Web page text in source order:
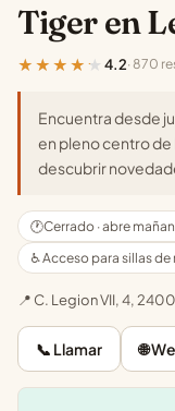
Tiger en
★★★★★ 4.2· 870
Encuentra desde
en pleno centro
descubrir
🕐Cerrado · abre
♿ Acceso para sillas de
📍 C. Legion VII, 4,
📞 Llamar 🌐